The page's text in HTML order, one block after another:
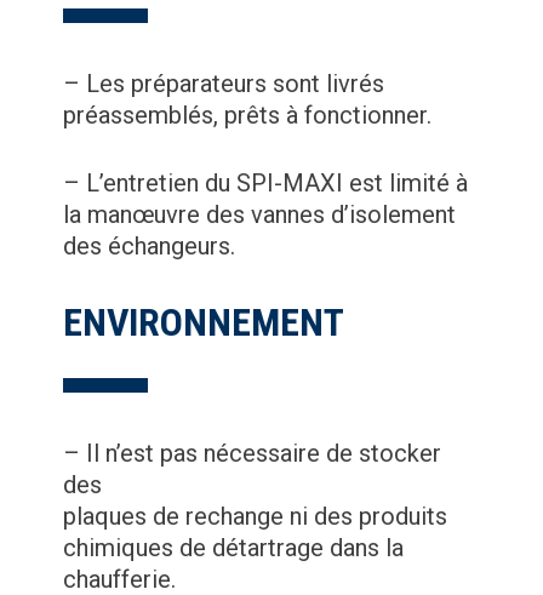
– Les préparateurs sont livrés
préassemblés, prêts à fonctionner.
– L’entretien du SPI-MAXI est limité à
la manœuvre des vannes d’isolement
des échangeurs.
ENVIRONNEMENT
– Il n’est pas nécessaire de stocker
des
plaques de rechange ni des produits
chimiques de détartrage dans la
chaufferie.